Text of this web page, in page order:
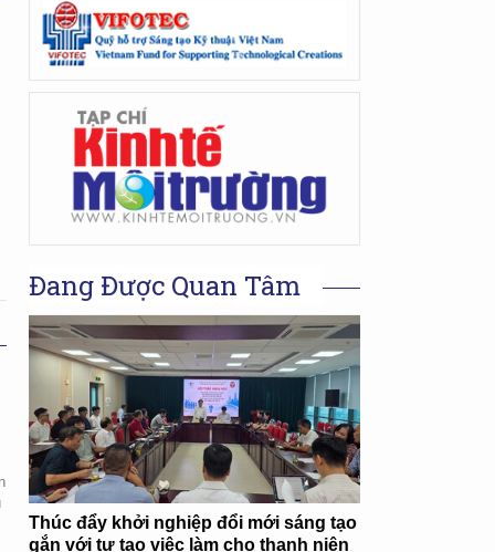
Đang Được Quan Tâm
Thúc đẩy khởi nghiệp đổi mới sáng tạo
gắn với tự tạo việc làm cho thanh niên